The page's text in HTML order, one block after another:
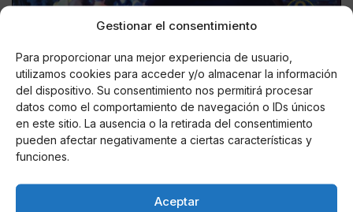
Gestionar el consentimiento
Para proporcionar una mejor experiencia de usuario,
utilizamos cookies para acceder y/o almacenar la información
del dispositivo. Su consentimiento nos permitirá procesar
datos como el comportamiento de navegación o IDs únicos
en este sitio. La ausencia o la retirada del consentimiento
pueden afectar negativamente a ciertas características y
funciones.
Aceptar
Juan Carlos Oviedo